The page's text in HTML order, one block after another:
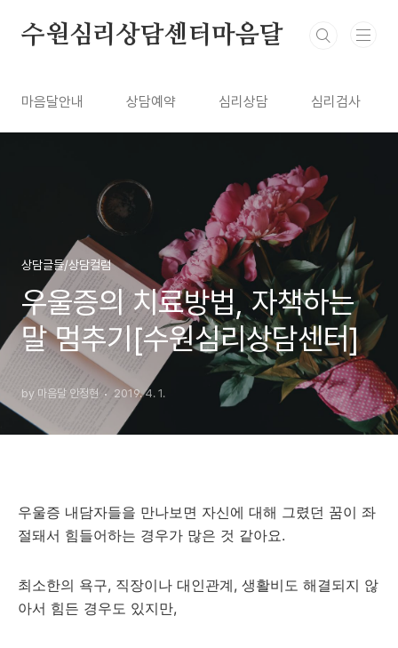
수원심리상담센터마음달
마음달안내 상담예약 심리상담 심리검사
상담글들/상담컬럼
우울증의 치료방법, 자책하는
말 멈추기[수원심리상담센터]
by 마음달 안정현 2019. 4. 1.
우울증 내담자들을 만나보면 자신에 대해 그렸던 꿈이 좌
절돼서 힘들어하는 경우가 많은 것 같아요.
최소한의 욕구, 직장이나 대인관계, 생활비도 해결되지 않
아서 힘든 경우도 있지만,